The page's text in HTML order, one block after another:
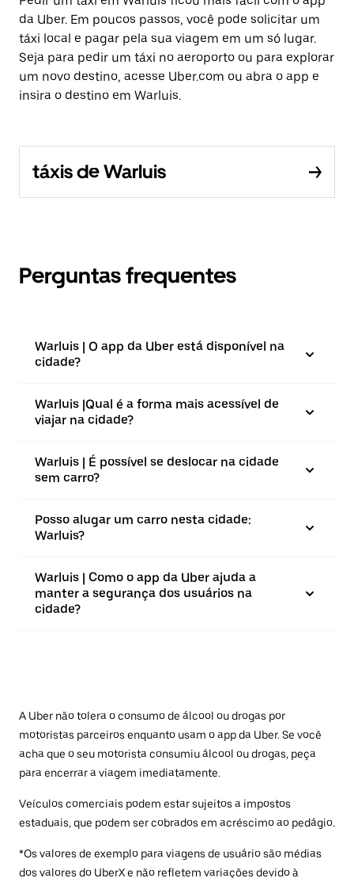
da Uber. Em poucos passos, você pode solicitar um
táxi local e pagar pela sua viagem em um só lugar.
Seja para pedir um táxi no aeroporto ou para explorar
um novo destino, acesse Uber.com ou abra o app e
insira o destino em Warluis.
táxis de Warluis
Perguntas frequentes
Warluis | O app da Uber está disponível na
cidade?
Warluis |⁠Qual é a forma mais acessível de
viajar na cidade?
Warluis | É possível se deslocar na cidade
sem carro?
Posso alugar um carro nesta cidade:
Warluis?
Warluis | Como o app da Uber ajuda a
manter a segurança dos usuários na
cidade?
A Uber não tolera o consumo de álcool ou drogas por
motoristas parceiros enquanto usam o app da Uber. Se você
acha que o seu motorista consumiu álcool ou drogas, peça
para encerrar a viagem imediatamente.
Veículos comerciais podem estar sujeitos a impostos
estaduais, que podem ser cobrados em acréscimo ao pedágio.
*Os valores de exemplo para viagens de usuário são médias
dos valores do UberX e não refletem variações devido à